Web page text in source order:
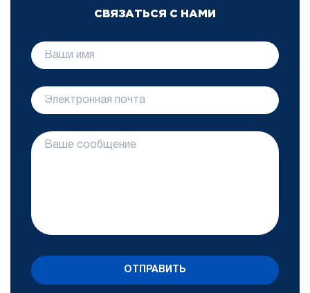
СВЯЗАТЬСЯ С НАМИ
ОТПРАВИТЬ